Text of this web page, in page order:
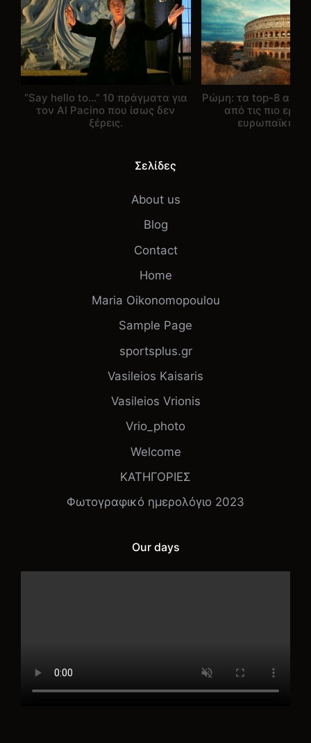
“Say hello to…” 10 πράγματα για
τον Al Pacino που ίσως δεν
ξέρεις.
Ρώμη: τα top-8
από τις πιο
ευρωπαϊκές
Σελίδες
About us
Blog
Contact
Home
Maria Oikonomopoulou
Sample Page
sportsplus.gr
Vasileios Kaisaris
Vasileios Vrionis
Vrio_photo
Welcome
ΚΑΤΗΓΟΡΙΕΣ
Φωτογραφικό ημερολόγιο 2023
Our days